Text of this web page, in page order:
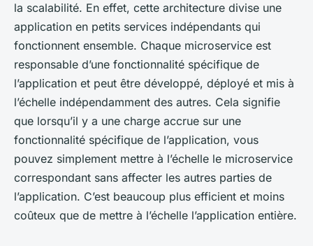
la scalabilité. En effet, cette architecture divise une
application en petits services indépendants qui
fonctionnent ensemble. Chaque microservice est
responsable d’une fonctionnalité spécifique de
l’application et peut être développé, déployé et mis à
l’échelle indépendamment des autres. Cela signifie
que lorsqu’il y a une charge accrue sur une
fonctionnalité spécifique de l’application, vous
pouvez simplement mettre à l’échelle le microservice
correspondant sans affecter les autres parties de
l’application. C’est beaucoup plus efficient et moins
coûteux que de mettre à l’échelle l’application entière.